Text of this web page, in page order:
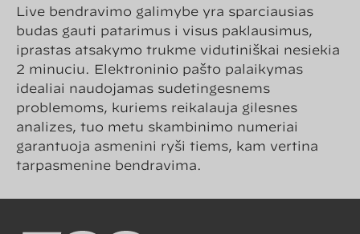
Live bendravimo galimybė yra sparčiausias
būdas gauti patarimus į visus paklausimus,
įprastas atsakymo trukmė vidutiniškai nesiekia
2 minučių. Elektroninio pašto palaikymas
idealiai naudojamas sudėtingesnėms
problemoms, kuriems reikalauja gilesnės
analizės, tuo metu skambinimo numeriai
garantuoja asmeninį ryšį tiems, kam vertina
tarpasmeninę bendravimą.